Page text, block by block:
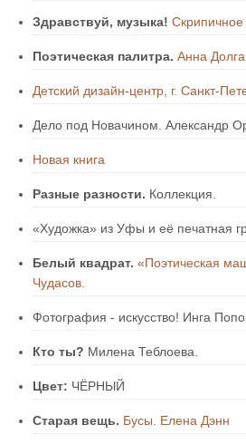
Здравствуй, музыка!
Поэтическая палитра. Анна
Детский дизайн-центр, г. Санкт-
Дело под Новачином. Александр
Новая книга
Разные разности. Коллекция.
«Художка» из Уфы и её печатная
Белый квадрат. «Поэтическая
Чудасов.
Фотография - искусство! Инга
Кто ты? Милена Теблоева.
Цвет: ЧЁРНЫЙ
Старая вещь. Бусы. Елена Дэнн